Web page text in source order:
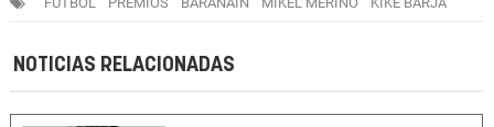
NOTICIAS RELACIONADAS